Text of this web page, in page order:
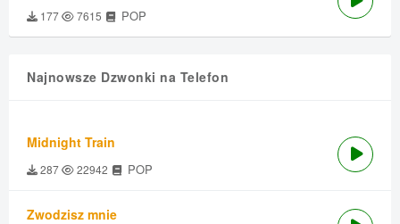
177 7615 POP
Najnowsze Dzwonki na Telefon
Midnight Train
287 22942 POP
Zwodzisz mnie